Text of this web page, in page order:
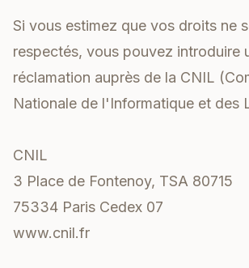
Si vous estimez que vos droits ne
respectés, vous pouvez introduire
réclamation auprès de la CNIL
Nationale de l'Informatique et des
CNIL
3 Place de Fontenoy, TSA 80715
75334 Paris Cedex 07
www.cnil.fr